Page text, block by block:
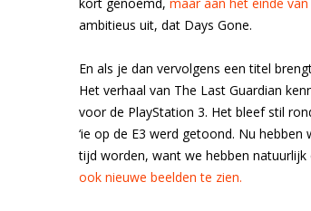
ambitieus uit, dat Days Gone.
En als je dan vervolgens een titel
Het verhaal van The Last Guardian
voor de PlayStation 3. Het bleef stil
‘ie op de E3 werd getoond. Nu
tijd worden, want we hebben
ook nieuwe beelden te zien.